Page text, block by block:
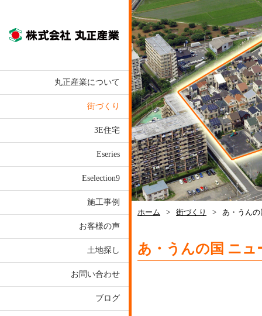
株式会社丸正産業
丸正産業について
街づくり
3E住宅
Eseries
Eselection9
施工事例
お客様の声
土地探し
お問い合わせ
ブログ
ホーム > 街づくり > あ・うん
あ・うんの国 ニュ